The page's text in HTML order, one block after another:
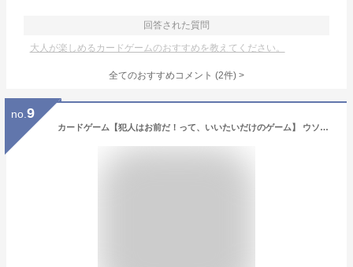
回答された質問
大人が楽しめるカードゲームのおすすめを教えてください。
全てのおすすめコメント (2件) >
no. 9
カードゲーム【犯人はお前だ！って、いいたいだけのゲーム】 ウソつきの犯人を質問であぶり出せ！笑って見破る推理型コミュニケーションゲーム 家族・友人・初対面でも盛り上がる (7歳以上) PAPIRAY（パピレイ）